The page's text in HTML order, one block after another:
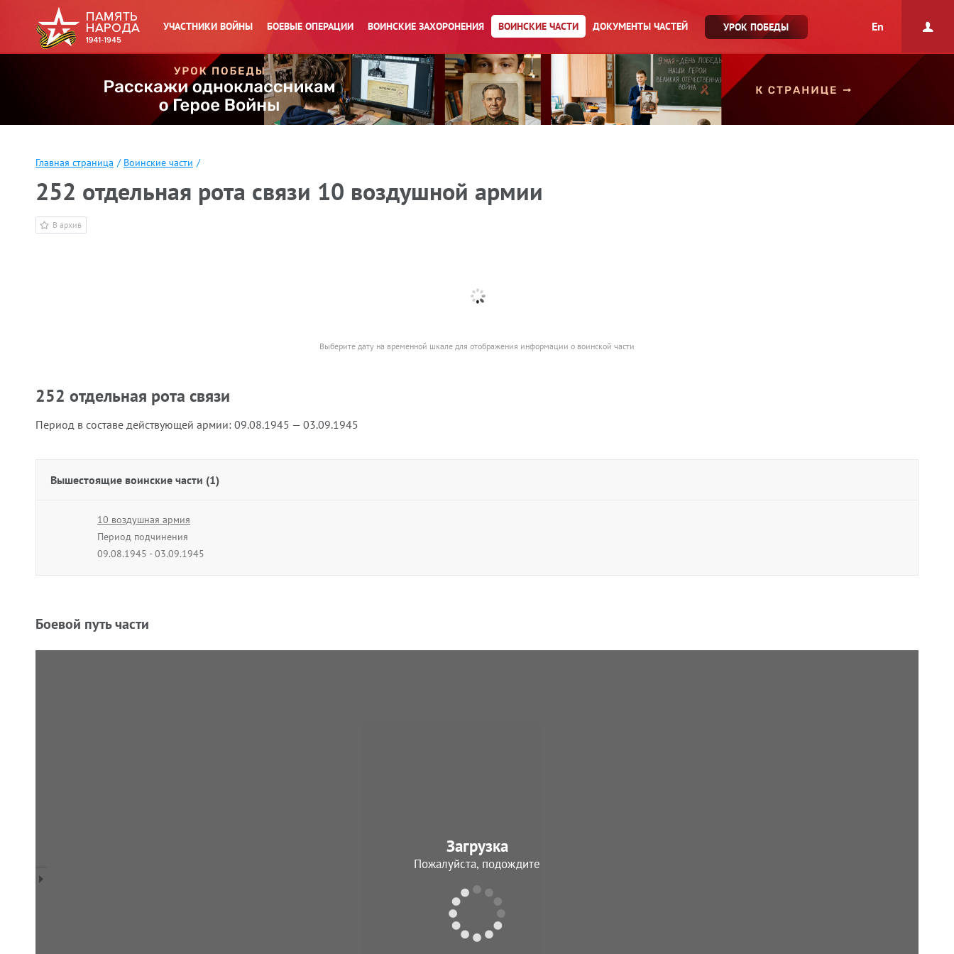
УЧАСТНИКИ ВОЙНЫ БОЕВЫЕ ОПЕРАЦИИ ВОИНСКИЕ ЗАХОРОНЕНИЯ ВОИНСКИЕ ЧАСТИ ДОКУМЕНТЫ ЧАСТЕЙ УРОК ПОБЕДЫ En
Главная страница / Воинские части /
252 отдельная рота связи 10 воздушной армии
В архив
Выберите дату на временной шкале для отображения информации о воинской части
252 отдельная рота связи
Период в составе действующей армии: 09.08.1945 — 03.09.1945
Вышестоящие воинские части (1)
10 воздушная армия
Период подчинения
09.08.1945 - 03.09.1945
Боевой путь части
Загрузка
Пожалуйста, подождите